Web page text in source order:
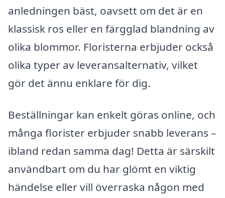
anledningen bäst, oavsett om det är en
klassisk ros eller en färgglad blandning av
olika blommor. Floristerna erbjuder också
olika typer av leveransalternativ, vilket
gör det ännu enklare för dig.
Beställningar kan enkelt göras online, och
många florister erbjuder snabb leverans –
ibland redan samma dag! Detta är särskilt
användbart om du har glömt en viktig
händelse eller vill överraska någon med